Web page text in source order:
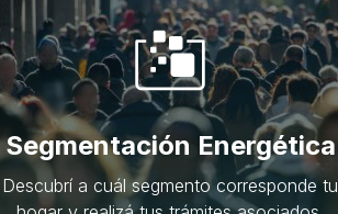
Segmentación Energética
Descubrí a cuál segmento corresponde tu